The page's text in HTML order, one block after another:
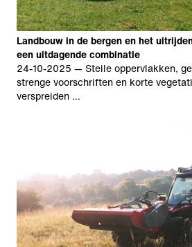
Landbouw in de bergen en het
een uitdagende combinatie
24-10-2025 — Steile oppervlakken,
strenge voorschriften en korte
verspreiden …